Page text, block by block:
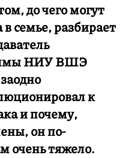
до чего могут
в семье, разбирает
НИУ ВШЭ
к
и почему,
он по-
очень тяжело.